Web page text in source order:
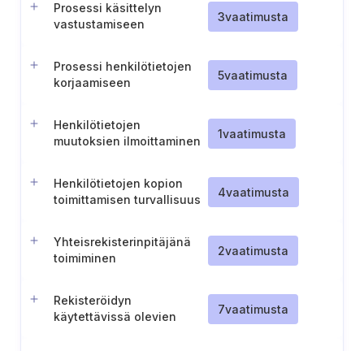
Prosessi käsittelyn
vastustamiseen
3vaatimusta
Prosessi henkilötietojen
korjaamiseen
5vaatimusta
Henkilötietojen
muutoksien ilmoittaminen
1vaatimusta
Henkilötietojen kopion
toimittamisen turvallisuus
4vaatimusta
Yhteisrekisterinpitäjänä
toimiminen
2vaatimusta
Rekisteröidyn
käytettävissä olevien
7vaatimusta